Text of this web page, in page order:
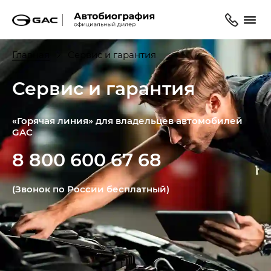
Главная Сервис и гарантия
Сервис и гарантия
«Горячая линия» для владельцев автомобилей
GAC
8 800 600 67 68
(Звонок по России бесплатный)